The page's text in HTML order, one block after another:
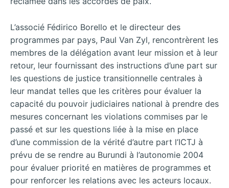
L’associé Fédirico Borello et le directeur des
programmes par pays, Paul Van Zyl, rencontrèrent les
membres de la délégation avant leur mission et à leur
retour, leur fournissant des instructions d’une part sur
les questions de justice transitionnelle centrales à
leur mandat telles que les critères pour évaluer la
capacité du pouvoir judiciaires national à prendre des
mesures concernant les violations commises par le
passé et sur les questions liée à la mise en place
d’une commission de la vérité d’autre part l’ICTJ à
prévu de se rendre au Burundi à l’autonomie 2004
pour évaluer priorité en matières de programmes et
pour renforcer les relations avec les acteurs locaux.